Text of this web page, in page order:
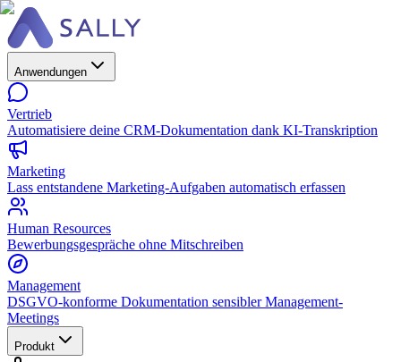
Anwendungen
Vertrieb
Automatisiere deine CRM-Dokumentation dank KI-Transkription
Marketing
Lass entstandene Marketing-Aufgaben automatisch erfassen
Human Resources
Bewerbungsgespräche ohne Mitschreiben
Management
DSGVO-konforme Dokumentation sensibler Management-
Meetings
Produkt